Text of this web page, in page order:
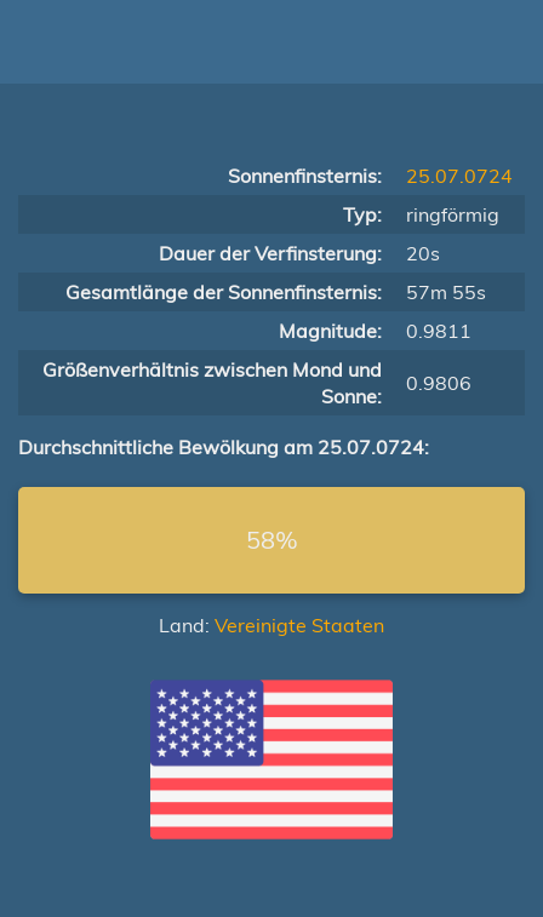
Sonnenfinsternis:
25.07.0724
Typ:
ringförmig
Dauer der Verfinsterung:
20s
Gesamtlänge der Sonnenfinsternis:
57m 55s
Magnitude:
0.9811
Größenverhältnis zwischen Mond und
Sonne:
0.9806
Durchschnittliche Bewölkung am 25.07.0724:
58%
Land: Vereinigte Staaten